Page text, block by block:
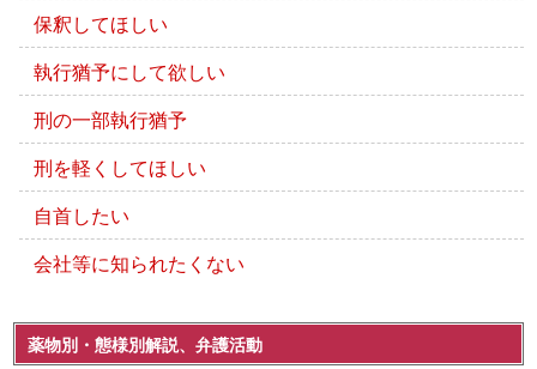
保釈してほしい
執行猶予にして欲しい
刑の一部執行猶予
刑を軽くしてほしい
自首したい
会社等に知られたくない
薬物別・態様別解説、弁護活動